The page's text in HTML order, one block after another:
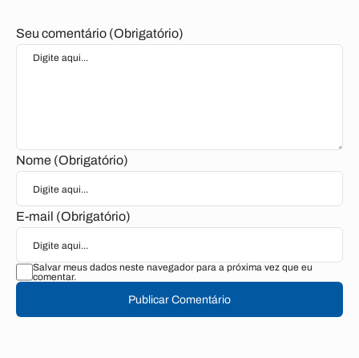
Seu comentário (Obrigatório)
Nome (Obrigatório)
E-mail (Obrigatório)
Salvar meus dados neste navegador para a próxima vez que eu
comentar.
Publicar Comentário